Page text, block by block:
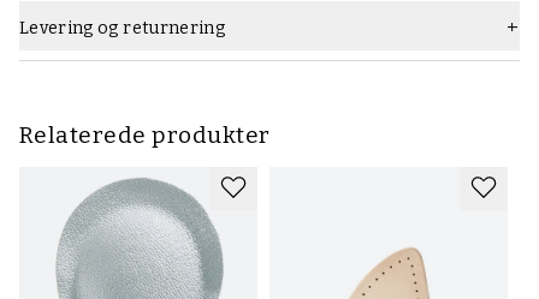
Levering og returnering
Relaterede produkter